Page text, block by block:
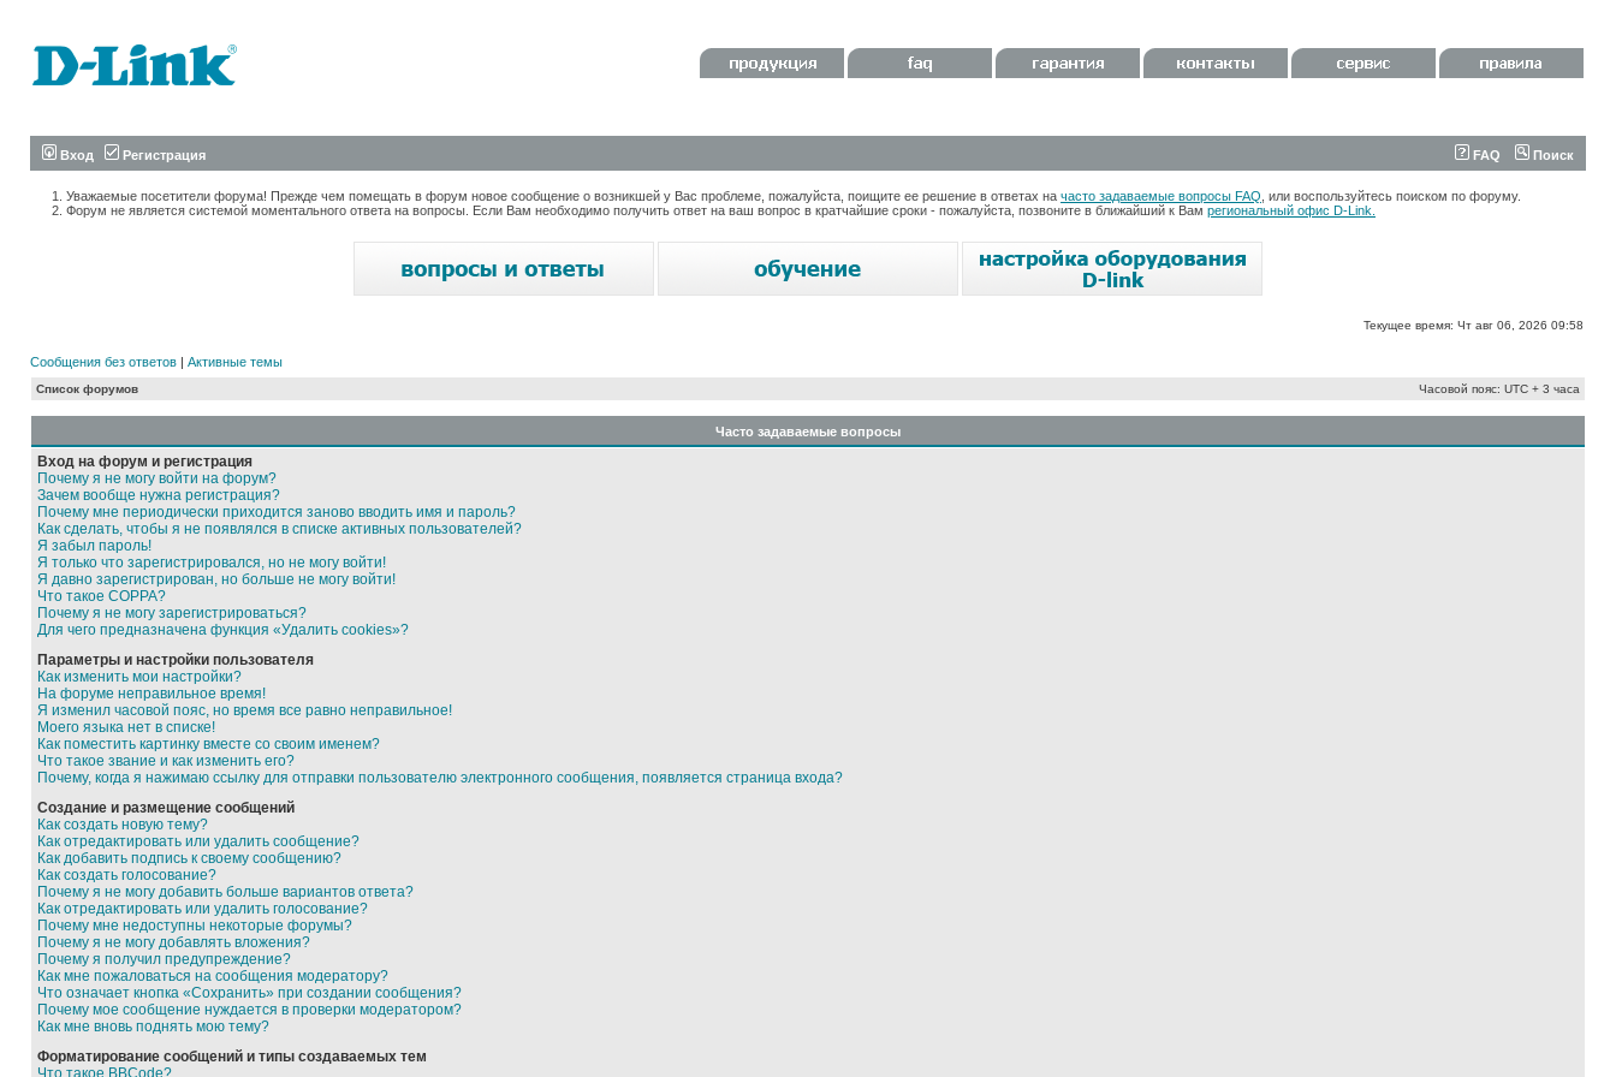
Вход Регистрация FAQ Поиск
Уважаемые посетители форума! Прежде чем помещать в форум новое сообщение о возникшей у Вас проблеме, пожалуйста, поищите ее решение в ответах на часто задаваемые вопросы FAQ , или воспользуйтесь поиском по форуму.
Форум не является системой моментального ответа на вопросы. Если Вам необходимо получить ответ на ваш вопрос в кратчайшие сроки - пожалуйста, позвоните в ближайший к Вам региональный офис D-Link.
Текущее время: Чт авг 06, 2026 09:58
Сообщения без ответов | Активные темы
Список форумов Часовой пояс: UTC + 3 часа
Часто задаваемые вопросы
Вход на форум и регистрация
Почему я не могу войти на форум?
Зачем вообще нужна регистрация?
Почему мне периодически приходится заново вводить имя и пароль?
Как сделать, чтобы я не появлялся в списке активных пользователей?
Я забыл пароль!
Я только что зарегистрировался, но не могу войти!
Я давно зарегистрирован, но больше не могу войти!
Что такое COPPA?
Почему я не могу зарегистрироваться?
Для чего предназначена функция «Удалить cookies»?
Параметры и настройки пользователя
Как изменить мои настройки?
На форуме неправильное время!
Я изменил часовой пояс, но время все равно неправильное!
Моего языка нет в списке!
Как поместить картинку вместе со своим именем?
Что такое звание и как изменить его?
Почему, когда я нажимаю ссылку для отправки пользователю электронного сообщения, появляется страница входа?
Создание и размещение сообщений
Как создать новую тему?
Как отредактировать или удалить сообщение?
Как добавить подпись к своему сообщению?
Как создать голосование?
Почему я не могу добавить больше вариантов ответа?
Как отредактировать или удалить голосование?
Почему мне недоступны некоторые форумы?
Почему я не могу добавлять вложения?
Почему я получил предупреждение?
Как мне пожаловаться на сообщения модератору?
Что означает кнопка «Сохранить» при создании сообщения?
Почему мое сообщение нуждается в проверки модератором?
Как мне вновь поднять мою тему?
Форматирование сообщений и типы создаваемых тем
Что такое BBCode?